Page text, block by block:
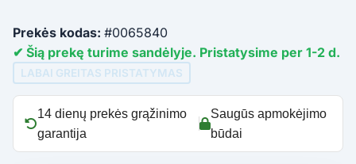
Prekės kodas: #0065840
✔ Šią prekę turime sandėlyje. Pristatysime per 1-2 d.
LABAI GREITAS PRISTATYMAS
14 dienų prekės grąžinimo
garantija
Saugūs apmokėjimo
būdai